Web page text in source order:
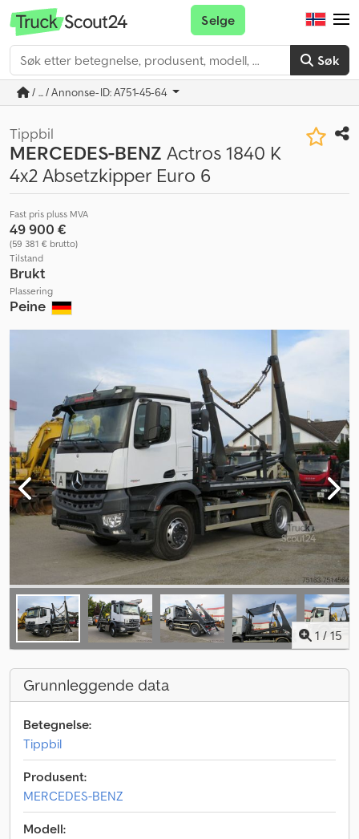
Søk
Selge
/ ... / Annonse-ID: A751-45-64
Tippbil
MERCEDES-BENZ Actros 1840 K
4x2 Absetzkipper Euro 6
Fast pris pluss MVA
49 900 €
(59 381 € brutto)
Tilstand
Brukt
Plassering
Peine
1 / 15
Grunnleggende data
Betegnelse:
Tippbil
Produsent:
MERCEDES-BENZ
Modell: